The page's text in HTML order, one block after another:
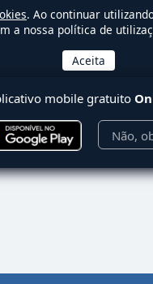
. Ao continuar
a nossa política de
mobile gratuito
Não,